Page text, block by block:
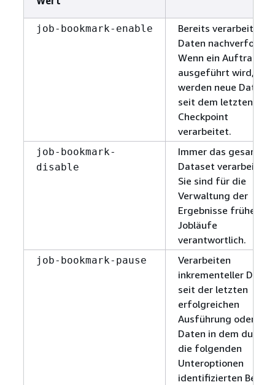
job-bookmark-enable
Bereits verarbeitete
Daten
Wenn ein Auftrag
ausgeführt wird,
werden neue Daten
seit dem letzten
Checkpoint
verarbeitet.
job-bookmark-
disable
Immer das gesamte
Dataset verarbeiten.
Sie sind für die
Verwaltung der
Ergebnisse früherer
Jobläufe
verantwortlich.
job-bookmark-pause
Verarbeiten
inkrementeller Daten
seit der letzten
erfolgreichen
Ausführung oder der
Daten in dem durch
die folgenden
Unteroptionen
identifizierten